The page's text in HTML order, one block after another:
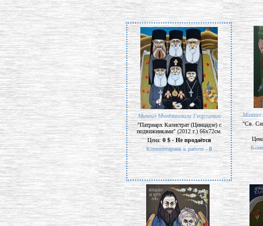
Михаил Мчедлишвили Георгиевич
"Патриарх Калистрат (Цинцадзе) с
подвижниками" (2012 г.) 66х72см.
Цена:0 $ - Не продаётся
Комментариев к работе - 0
Михаил
"Св.